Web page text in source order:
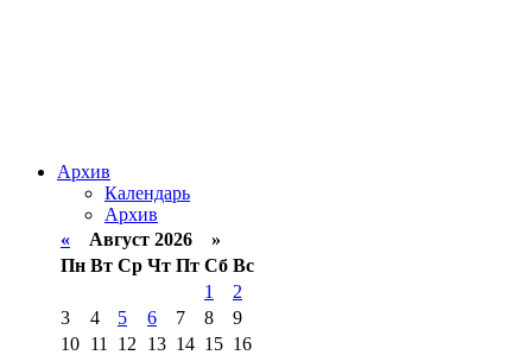
Архив
Календарь
Архив
« Август 2026 »
Пн Вт Ср Чт Пт Сб Вс
1
2
3
4 5 6 7 8
9
10 11 12 13 14 15 16